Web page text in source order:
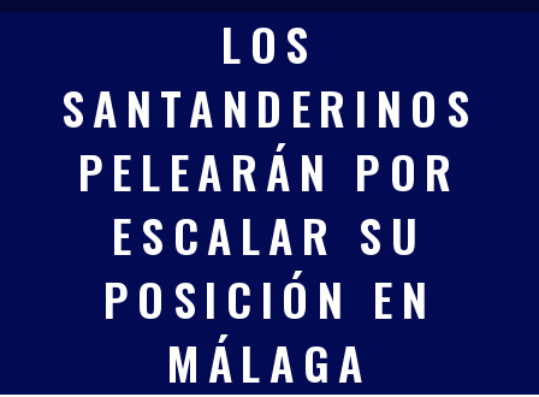
t
a
m
b
LOS
SANTANDERINOS
PELEARÁN POR
ESCALAR SU
POSICIÓN EN
MÁLAGA